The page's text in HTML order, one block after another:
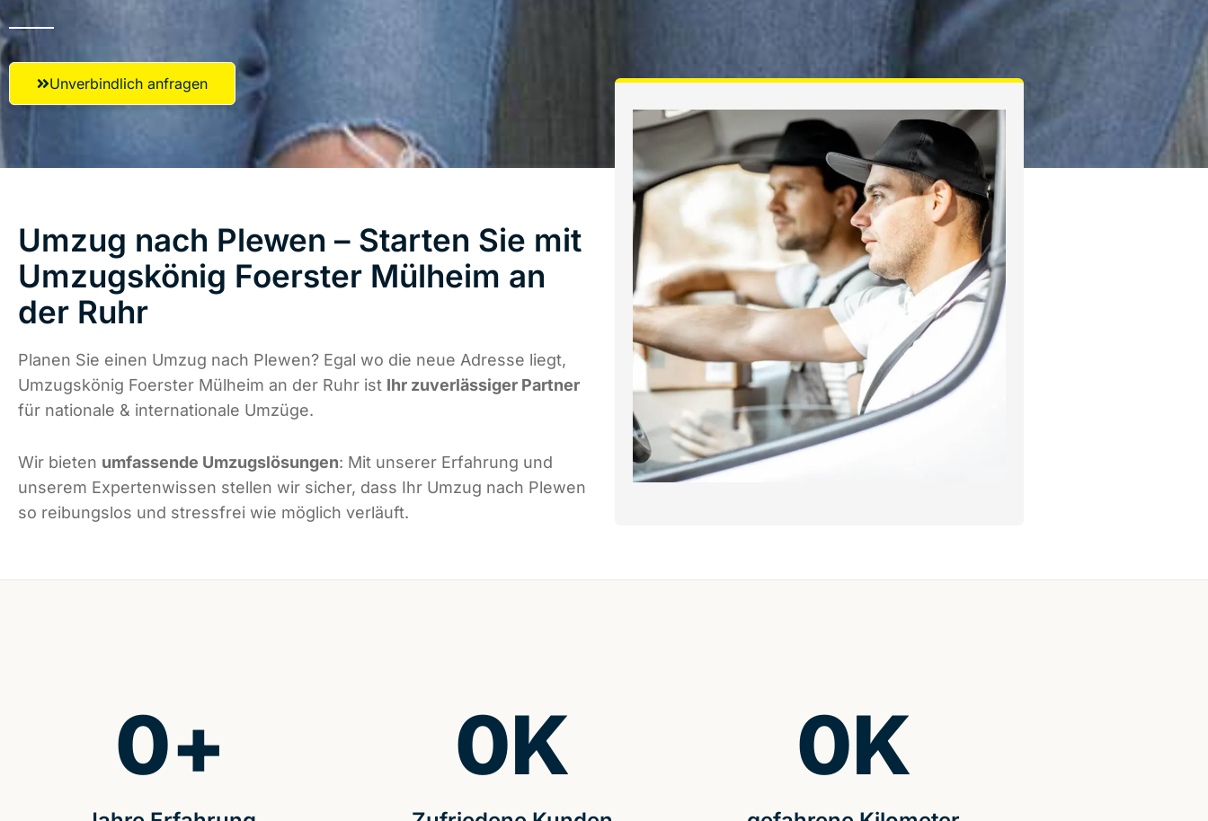
Unverbindlich anfragen
Umzug nach Plewen – Starten Sie mit
Umzugskönig Foerster Mülheim an
der Ruhr
Planen Sie einen Umzug nach Plewen? Egal wo die neue Adresse liegt,
Umzugskönig Foerster Mülheim an der Ruhr ist Ihr zuverlässiger Partner
für nationale & internationale Umzüge.
Wir bieten umfassende Umzugslösungen: Mit unserer Erfahrung und
unserem Expertenwissen stellen wir sicher, dass Ihr Umzug nach Plewen
so reibungslos und stressfrei wie möglich verläuft.
0+ 0K 0K